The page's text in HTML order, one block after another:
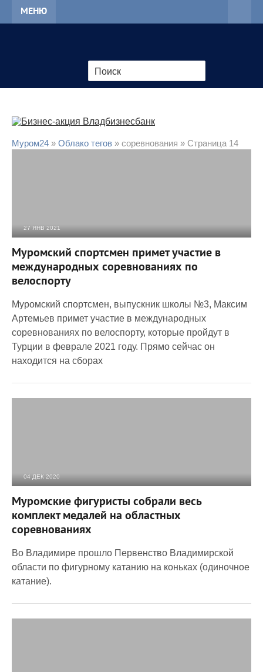
МЕНЮ
Муром24 » Облако тегов » соревнования » Страница 14
27 ЯНВ 2021
Муромский спортсмен примет участие в
международных соревнованиях по
велоспорту
Муромский спортсмен, выпускник школы №3, Максим
Артемьев примет участие в международных
соревнованиях по велоспорту, которые пройдут в
Турции в феврале 2021 году. Прямо сейчас он
находится на сборах
04 ДЕК 2020
Муромские фигуристы собрали весь
комплект медалей на областных
соревнованиях
Во Владимире прошло Первенство Владимирской
области по фигурному катанию на коньках (одиночное
катание).